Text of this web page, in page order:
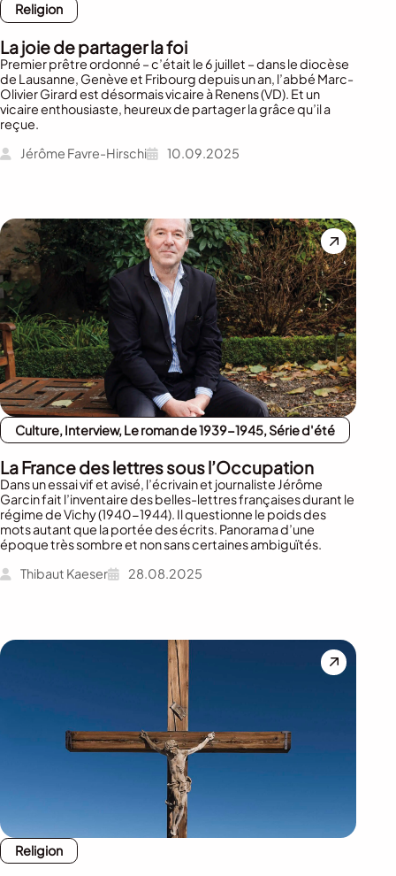
Religion
La joie de partager la foi
Premier prêtre ordonné – c’était le 6 juillet – dans le diocèse
de Lausanne, Genève et Fribourg depuis un an, l’abbé Marc-
Olivier Girard est désormais vicaire à Renens (VD). Et un
vicaire enthousiaste, heureux de partager la grâce qu’il a
reçue.
Jérôme Favre-Hirschi
10.09.2025
Culture, Interview, Le roman de 1939-1945, Série d'été
La France des lettres sous l’Occupation
Dans un essai vif et avisé, l’écrivain et journaliste Jérôme
Garcin fait l’inventaire des belles-lettres françaises durant le
régime de Vichy (1940-1944). Il questionne le poids des
mots autant que la portée des écrits. Panorama d’une
époque très sombre et non sans certaines ambiguïtés.
Thibaut Kaeser
28.08.2025
Religion